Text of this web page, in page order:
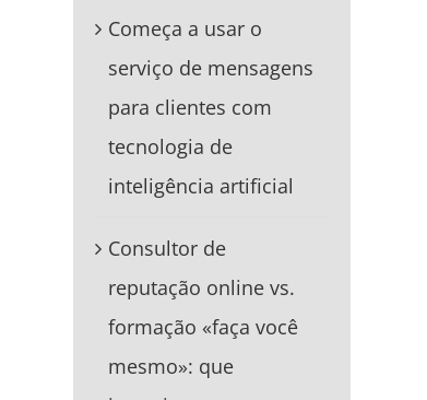
Começa a usar o
serviço de mensagens
para clientes com
tecnologia de
inteligência artificial
Consultor de
reputação online vs.
formação «faça você
mesmo»: que